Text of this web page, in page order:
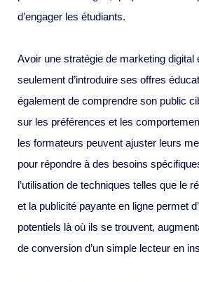
d’engager les étudiants.
Avoir une stratégie de marketing digital
seulement d’introduire ses offres
également de comprendre son public
sur les préférences et les
les formateurs peuvent ajuster leurs
pour répondre à des besoins
l’utilisation de techniques telles que le
et la publicité payante en ligne permet
potentiels là où ils se trouvent,
de conversion d’un simple lecteur en